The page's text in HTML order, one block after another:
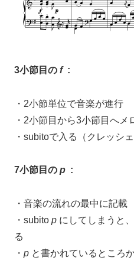
3小節目の f:
・2小節単位で音楽が進行
・2小節目から3小節目へメ
・subitoで入る（クレッシ
7小節目の p :
・音楽の流れの最中に記載
・subito p にしてしまうと
る
・ p と書かれているところ